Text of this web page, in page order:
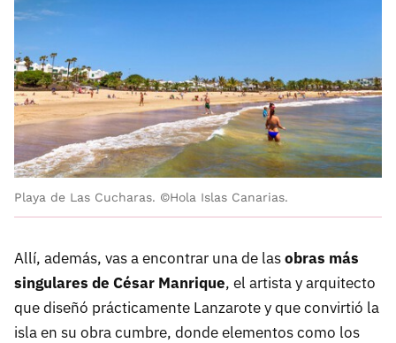
Playa de Las Cucharas. ©Hola Islas Canarias.
Allí, además, vas a encontrar una de lasobras más
singulares de César Manrique, el artista y arquitecto
que diseñó prácticamente Lanzarote y que convirtió la
isla en su obra cumbre, donde elementos como los